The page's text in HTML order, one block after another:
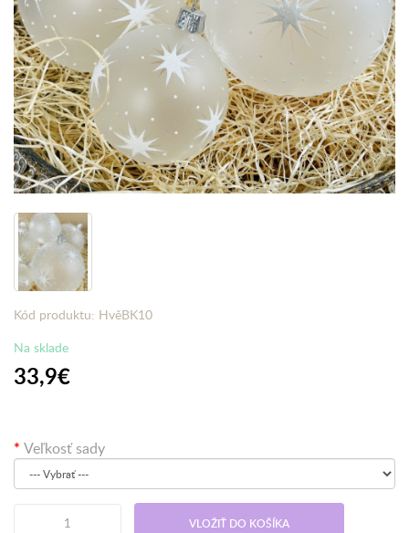
Kód produktu: HvěBK10
Na sklade
33,9€
Veľkosť sady
VLOŽIŤ DO KOŠÍKA